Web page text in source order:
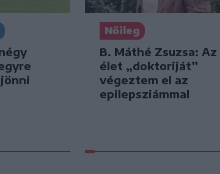
Nőileg
B. Máthé Zsuzsa: Az
élet „doktoriját”
végeztem el az
epilepsziámmal